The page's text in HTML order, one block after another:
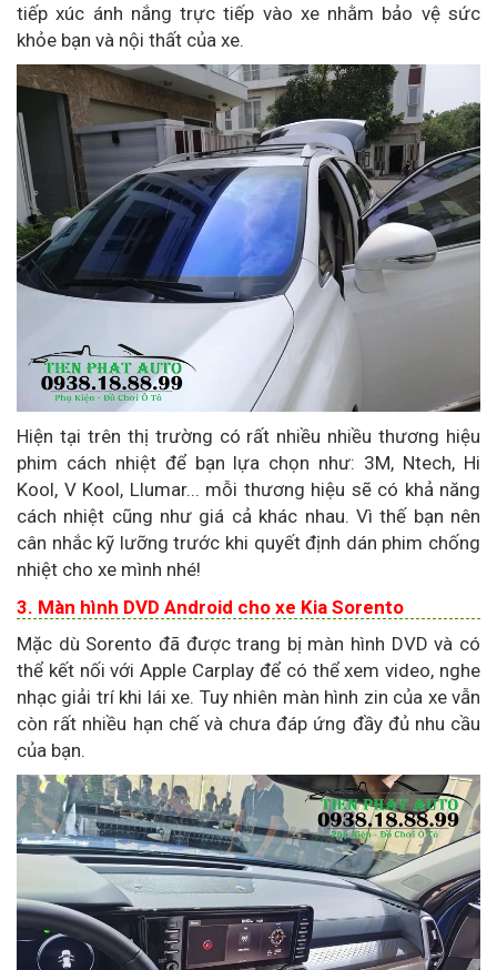
tiếp xúc ánh nắng trực tiếp vào xe nhằm bảo vệ sức
khỏe bạn và nội thất của xe.
Hiện tại trên thị trường có rất nhiều nhiều thương hiệu
phim cách nhiệt để bạn lựa chọn như: 3M, Ntech, Hi
Kool, V Kool, Llumar... mỗi thương hiệu sẽ có khả năng
cách nhiệt cũng như giá cả khác nhau. Vì thế bạn nên
cân nhắc kỹ lưỡng trước khi quyết định dán phim chống
nhiệt cho xe mình nhé!
3. Màn hình DVD Android cho xe Kia Sorento
Mặc dù Sorento đã được trang bị màn hình DVD và có
thể kết nối với Apple Carplay để có thể xem video, nghe
nhạc giải trí khi lái xe. Tuy nhiên màn hình zin của xe vẫn
còn rất nhiều hạn chế và chưa đáp ứng đầy đủ nhu cầu
của bạn.